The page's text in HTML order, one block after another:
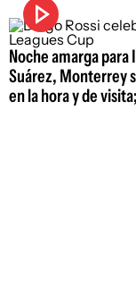
Noche amarga
Suárez, Monterrey
en la hora y de